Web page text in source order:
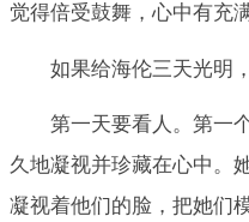
觉得倍受鼓舞，心中有充
如果给海伦三天光明
第一天要看人。第一
久地凝视并珍藏在心中。
凝视着他们的脸，把她们